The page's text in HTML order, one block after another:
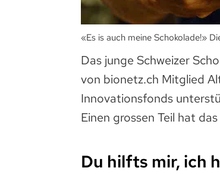
«Es is auch meine Schokolade!»
Das junge Schweizer
von bionetz.ch Mitglied
Innovationsfonds
Einen grossen Teil hat
Du hilfts mir, ich